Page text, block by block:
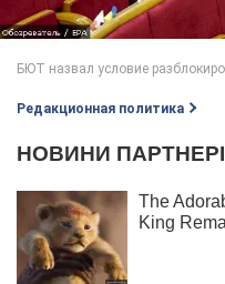
Редакционная политика